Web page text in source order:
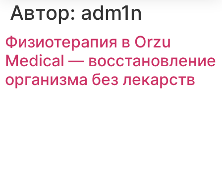
Автор: adm1n
Физиотерапия в Orzu
Medical — восстановление
организма без лекарств